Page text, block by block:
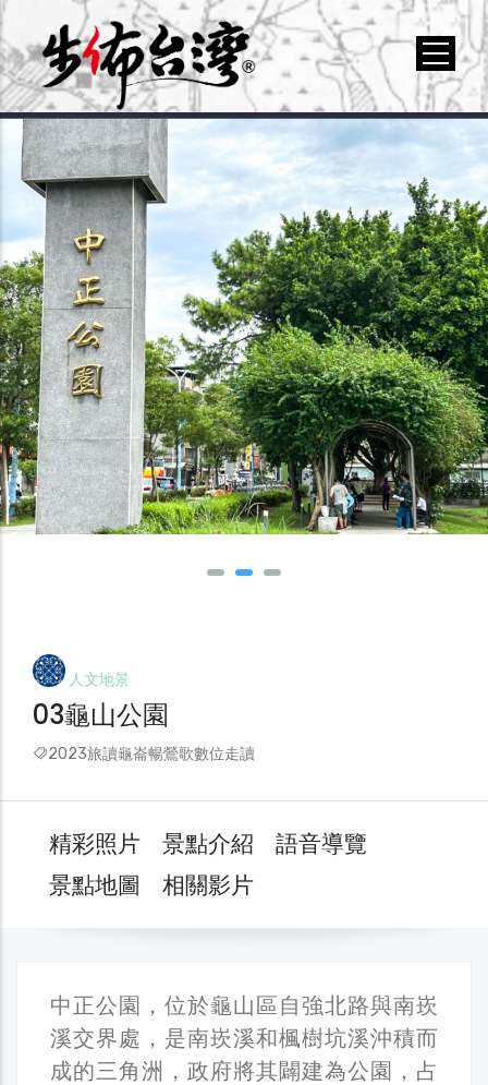
人文地景
03龜山公園
2023旅讀龜崙暢鶯歌數位走讀
精彩照片 景點介紹
語音導覽
景點地圖
相關影片
中正公園，位於龜山區自強北路與南崁
溪交界處，是南崁溪和楓樹坑溪沖積而
成的三角洲，政府將其闢建為公園，占